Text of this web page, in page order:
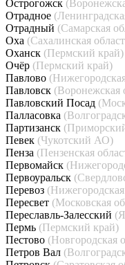
Острогожск
Отрадное
Отрадный (Самарская
Оха (Сахалинская
Оханск (Пермский край)
Очёр (Пермский край)
Павлово
Павловск (Воронежская
Павловский Посад
Палласовка
Партизанск
Певек (Чукотский АО)
Пенза (Пензенская
Первомайск
Первоуральск
Перевоз (Нижегородская
Пересвет (Московская
Переславль-Залесский
Пермь (Пермский край)
Пестово (Новгородская
Петров Вал